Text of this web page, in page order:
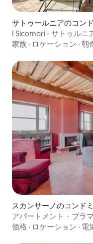
サトゥールニアのコン
I Sicomori - サトゥルニ
家族 · ロケーション · 朝
スカンサーノのコンド
アパートメント・ブラ
価格 · ロケーション · 電